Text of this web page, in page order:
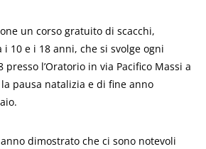
un corso gratuito di scacchi,
10 e i 18 anni, che si svolge ogni
l’Oratorio in via Pacifico Massi a
pausa natalizia e di fine anno
dimostrato che ci sono notevoli